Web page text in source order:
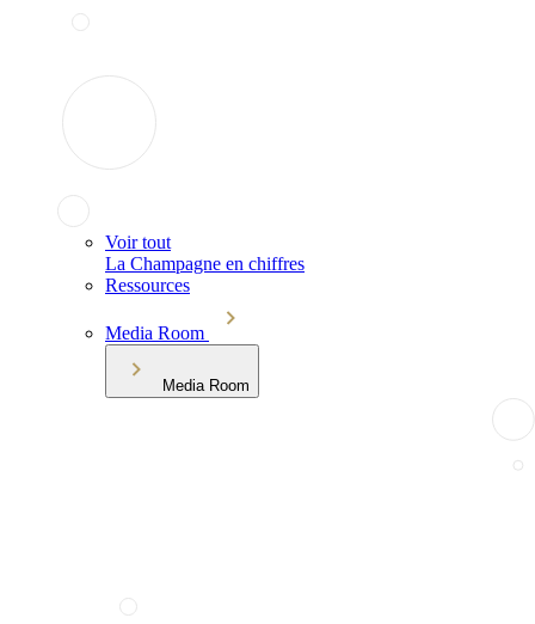
Voir tout
La Champagne en chiffres
Ressources
Media Room
Media Room